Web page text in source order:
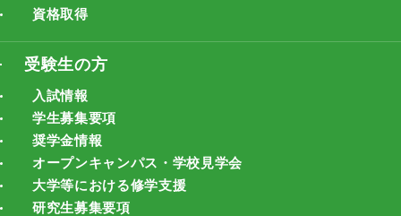
資格取得
受験生の方
入試情報
学生募集要項
奨学金情報
オープンキャンパス・学校見学会
大学等における修学支援
研究生募集要項